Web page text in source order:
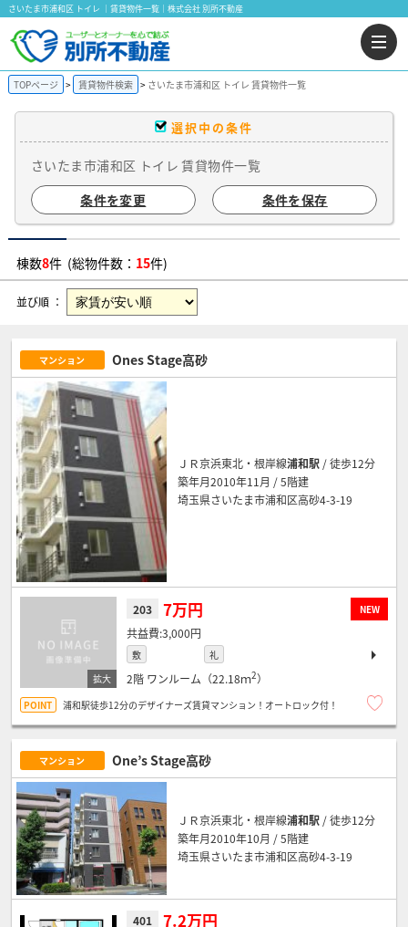
さいたま市浦和区 トイレ ｜賃貸物件一覧｜株式会社 別所不動産
TOPページ 賃貸物件検索 さいたま市浦和区 トイレ 賃貸物件一覧
選択中の条件
さいたま市浦和区 トイレ 賃貸物件一覧
条件を変更
条件を保存
棟数8件 (総物件数： 15件)
並び順 ：
マンション Ones Stage高砂
ＪＲ京浜東北・根岸線浦和駅 / 徒歩12分
築年月2010年11月 / 5階建
埼玉県さいたま市浦和区高砂4-3-19
NEW
203 7万円
3,000円
敷 礼
2階 ワンルーム（22.18ｍ2）
浦和駅徒歩12分のデザイナーズ賃貸マンション！オートロック付！
マンション One’s Stage高砂
ＪＲ京浜東北・根岸線浦和駅 / 徒歩12分
築年月2010年10月 / 5階建
埼玉県さいたま市浦和区高砂4-3-19
401 7.2万円